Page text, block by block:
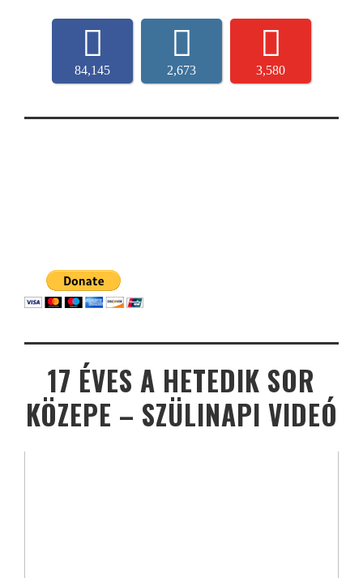
84,145 2,673 3,580
17 ÉVES A HETEDIK SOR
KÖZEPE – SZÜLINAPI VIDEÓ